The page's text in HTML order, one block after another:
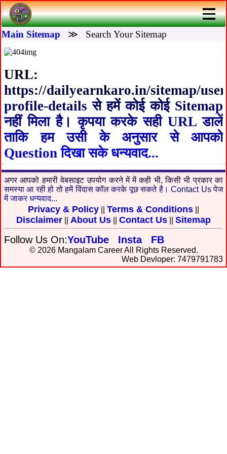
Main Sitemap ≫ Search Your Sitemap
URL:
https://dailyearnkaro.in/sitemap/
profile-details से हमें कोई कोई Sitemap
नहीं मिला है। कृपया करके सही URL डालें
ताकि हम उसी के अनुसार से आपको
Question दिखा सके धन्यवाद...
अगर आपको हमारी वेबसाइट उपयोग करने में में कही भी, किसी भी प्रकार का
समस्या आ रही हो तो हमें विंदास कॉल करके पूछ सकते है। Contact Us पेज
में जाकर धन्यवाद...
Privacy & Policy Terms & Conditions
Disclaimer About Us Contact Us Sitemap
Follow Us On:YouTube Insta FB
© 2026 Mangalam Career All Rights Reserved.
Web Devloper: 7479791783